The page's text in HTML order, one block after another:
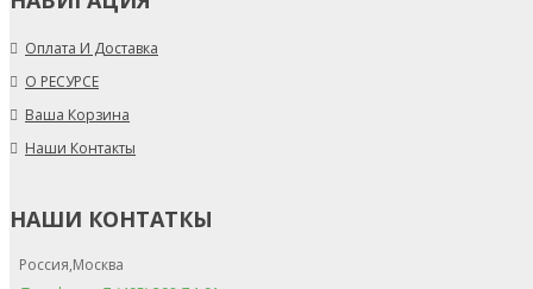
Оплата И Доставка
О РЕСУРСЕ
Ваша Корзина
Наши Контакты
НАШИ КОНТАТКЫ
Россия,Москва